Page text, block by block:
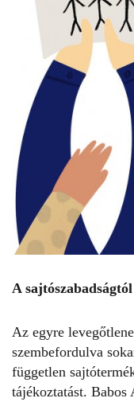
A
Az egyre
szembefordulva
független
tájékoztatást. Babos